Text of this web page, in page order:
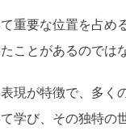
重要な位置を占め
ことがあるのでは
現が特徴で、多
学び、その独特の